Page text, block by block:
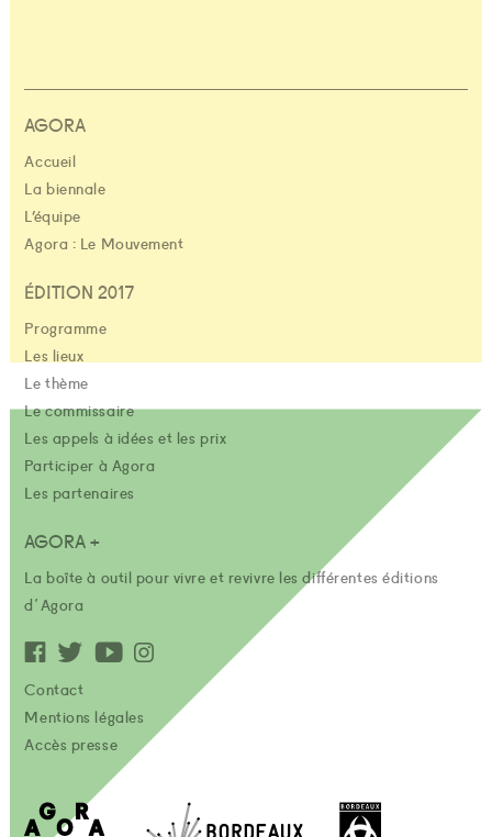
AGORA
Accueil
La biennale
L’équipe
Agora : Le Mouvement
ÉDITION 2017
Programme
Les lieux
Le thème
Le commissaire
Les appels à idées et les prix
Participer à Agora
Les partenaires
AGORA +
La boîte à outil pour vivre et revivre les différentes éditions
d'Agora
Contact
Mentions légales
Accès presse